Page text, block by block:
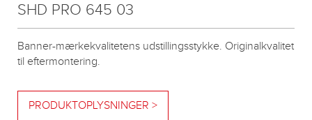
SHD PRO 645 03
Banner-mærkekvalitetens udstillingsstykke. Originalkvalitet
til eftermontering.
PRODUKTOPLYSNINGER >